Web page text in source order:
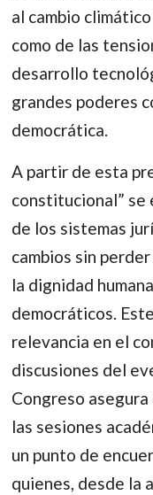
al cambio
como de las
desarrollo
grandes poderes
democrática.
A partir de esta
constitucional” se
de los sistemas
cambios sin
la dignidad
democráticos.
relevancia en el
discusiones del
Congreso
las sesiones
un punto de
quienes, desde la